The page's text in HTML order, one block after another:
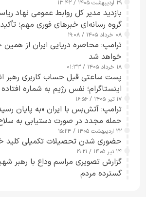
۲۹ اردیبهشت ۱۴۰۵ / ۱۳:۴۲
بازدید مدیر کل روابط عمومی نهاد
گروه رسانه‌ای خبرهای فوری مهم؛
رسانه‌های هوشمند و مسئول در ارتقای
۰۸ خرداد ۱۴۰۵ / ۱۹:۰۸
ترامپ: محاصره دریایی ایران از همین
خواهد شد
۱۸ خرداد ۱۴۰۵ / ۰۱:۳۳
پست ساعتی قبل حساب کاربری رهبر
اینستاگرام؛ نفس رژیم به شماره
۱۷ تیر ۱۴۰۵ / ۱۶:۵۶
ترامپ: آتش‌بس با ایران «به پایان
حمله مجدد در صورت دستیابی به
۲۲ اردیبهشت ۱۴۰۵ / ۱۵:۲۴
حضوری شدن تحصیلات تکمیلی کلید
۱۴ تیر ۱۴۰۵ / ۱۹:۲۱
گزارش تصویری مراسم وداع با رهبر
گسترده مردم